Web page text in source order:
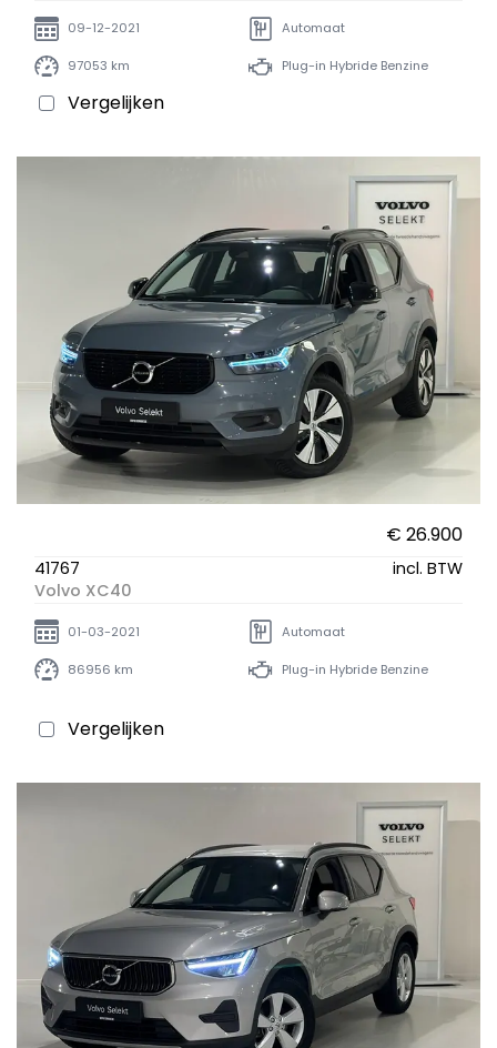
09-12-2021 Automaat
97053 km Plug-in Hybride Benzine
Vergelijken
€ 26.900
41767
incl. BTW
Volvo XC40
01-03-2021 Automaat
86956 km Plug-in Hybride Benzine
Vergelijken